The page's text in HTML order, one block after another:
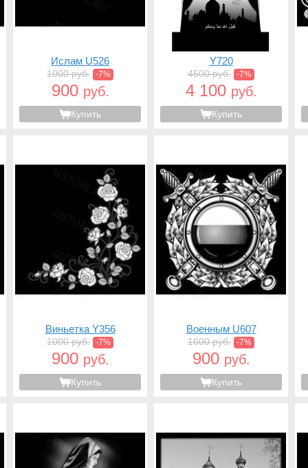
Ислам U526
1000 руб. -7%
900 руб.
Купить
Y720
4500 руб. -7%
4 100 руб.
Купить
Виньетка Y356
1000 руб. -7%
900 руб.
Купить
Военным U607
1000 руб. -7%
900 руб.
Купить